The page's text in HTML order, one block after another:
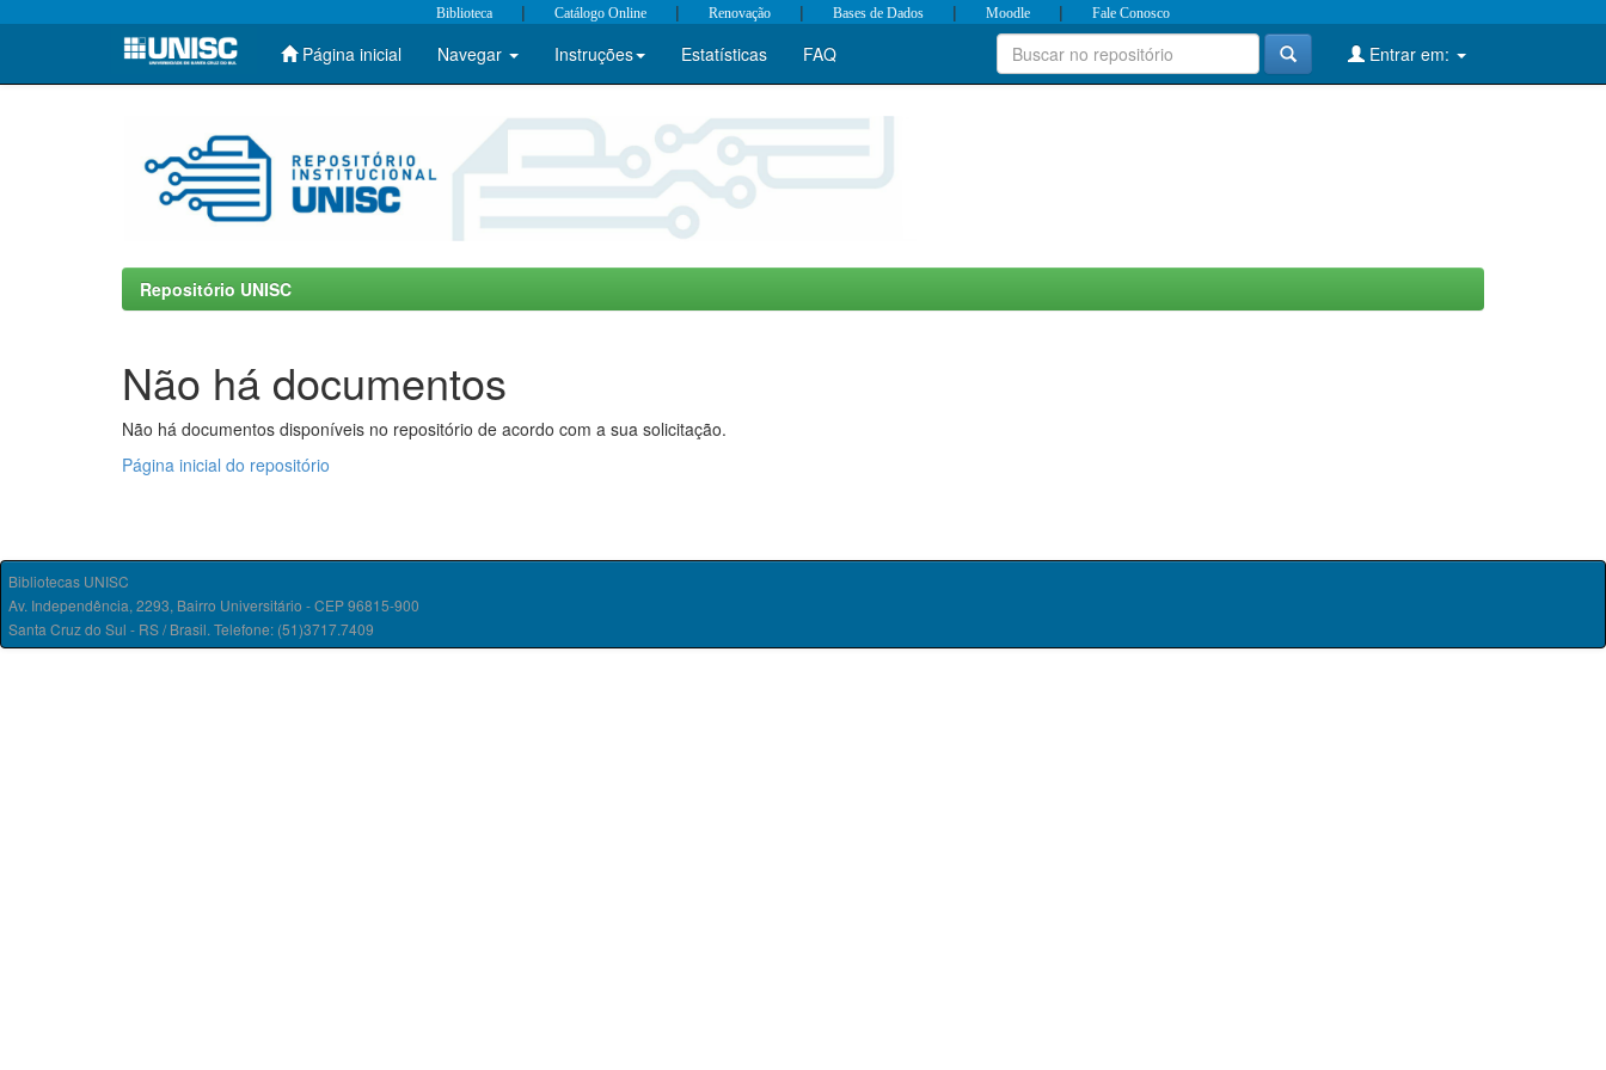
Skip
Biblioteca | Catálogo Online | Renovação | Bases de Dados | Moodle | Fale Conosco
Página inicial Navegar Instruções Estatísticas FAQ Entrar em:
Repositório UNISC
Não há documentos
Não há documentos disponíveis no repositório de acordo com a sua solicitação.
Página inicial do repositório
Bibliotecas UNISC
Av. Independência, 2293, Bairro Universitário - CEP 96815-900
Santa Cruz do Sul - RS / Brasil. Telefone: (51)3717.7409